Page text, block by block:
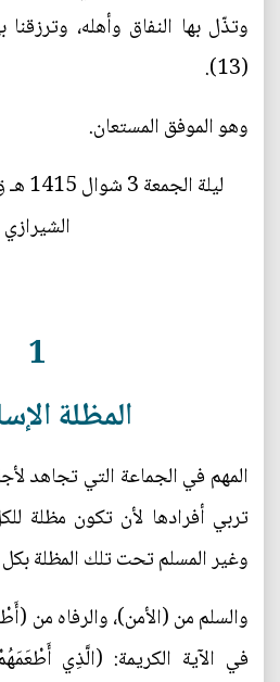
وتذّل بها النفاق وأهله، وترزقنا
(13).
وهو الموفق المستعان.
الشيرازي
1
المظلة
المهم في الجماعة التي تجاهد
تربي أفرادها لأن تكون مظلة
وغير المسلم تحت تلك المظلة
والسلم من (الأمن)، والرفاه من
في الآية الكريمة: ­(الَّذِي